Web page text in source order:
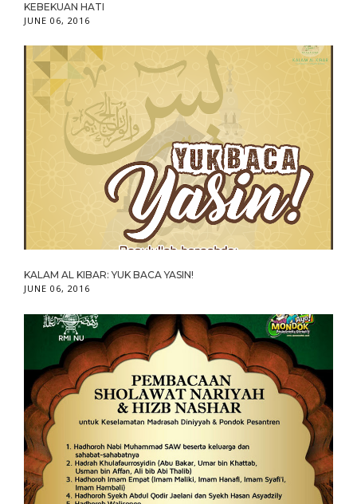
KEBEKUAN HATI
JUNE 06, 2016
KALAM AL KIBAR: YUK BACA YASIN!
JUNE 06, 2016